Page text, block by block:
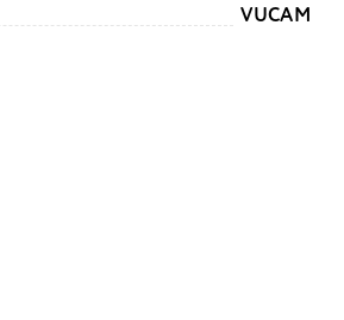
VUCAM